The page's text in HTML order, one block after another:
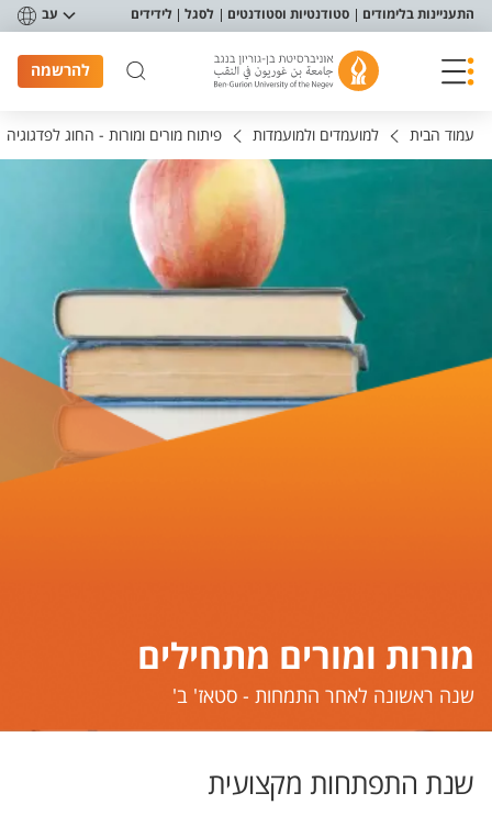
תפריט נגישות
התעניינות בלימודים סטודנטיות וסטודנטים לסגל לידידים עב
להרשמה
עמוד הבית למועמדים ולמועמדות פיתוח מורים ומורות - החוג לפדגוגיה
מורות ומורים מתחילים
​​​​​שנה ראשונה לאחר התמחות - סטאז' ב'
שנת התפתחות מקצועית